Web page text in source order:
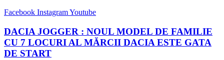
Facebook InstagramYoutube
DACIA JOGGER : NOUL MODEL DE FAMILIE
CU 7 LOCURI AL MĂRCII DACIA ESTE GATA
DE START